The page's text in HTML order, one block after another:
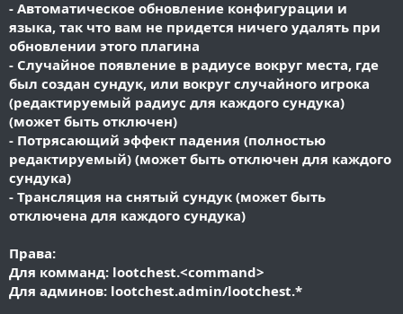
- Автоматическое обновление конфигурации и
языка, так что вам не придется ничего удалять при
обновлении этого плагина
- Случайное появление в радиусе вокруг места, где
был создан сундук, или вокруг случайного игрока
(редактируемый радиус для каждого сундука)
(может быть отключен)
- Потрясающий эффект падения (полностью
редактируемый) (может быть отключен для каждого
сундука)
- Трансляция на снятый сундук (может быть
отключена для каждого сундука)
Права:
Для комманд: lootchest.<command>
Для админов: lootchest.admin/lootchest.*